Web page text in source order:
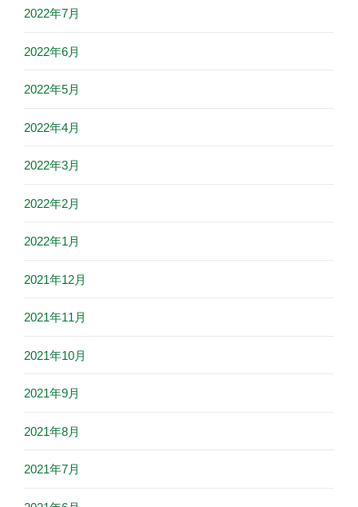
2022年7月
2022年6月
2022年5月
2022年4月
2022年3月
2022年2月
2022年1月
2021年12月
2021年11月
2021年10月
2021年9月
2021年8月
2021年7月